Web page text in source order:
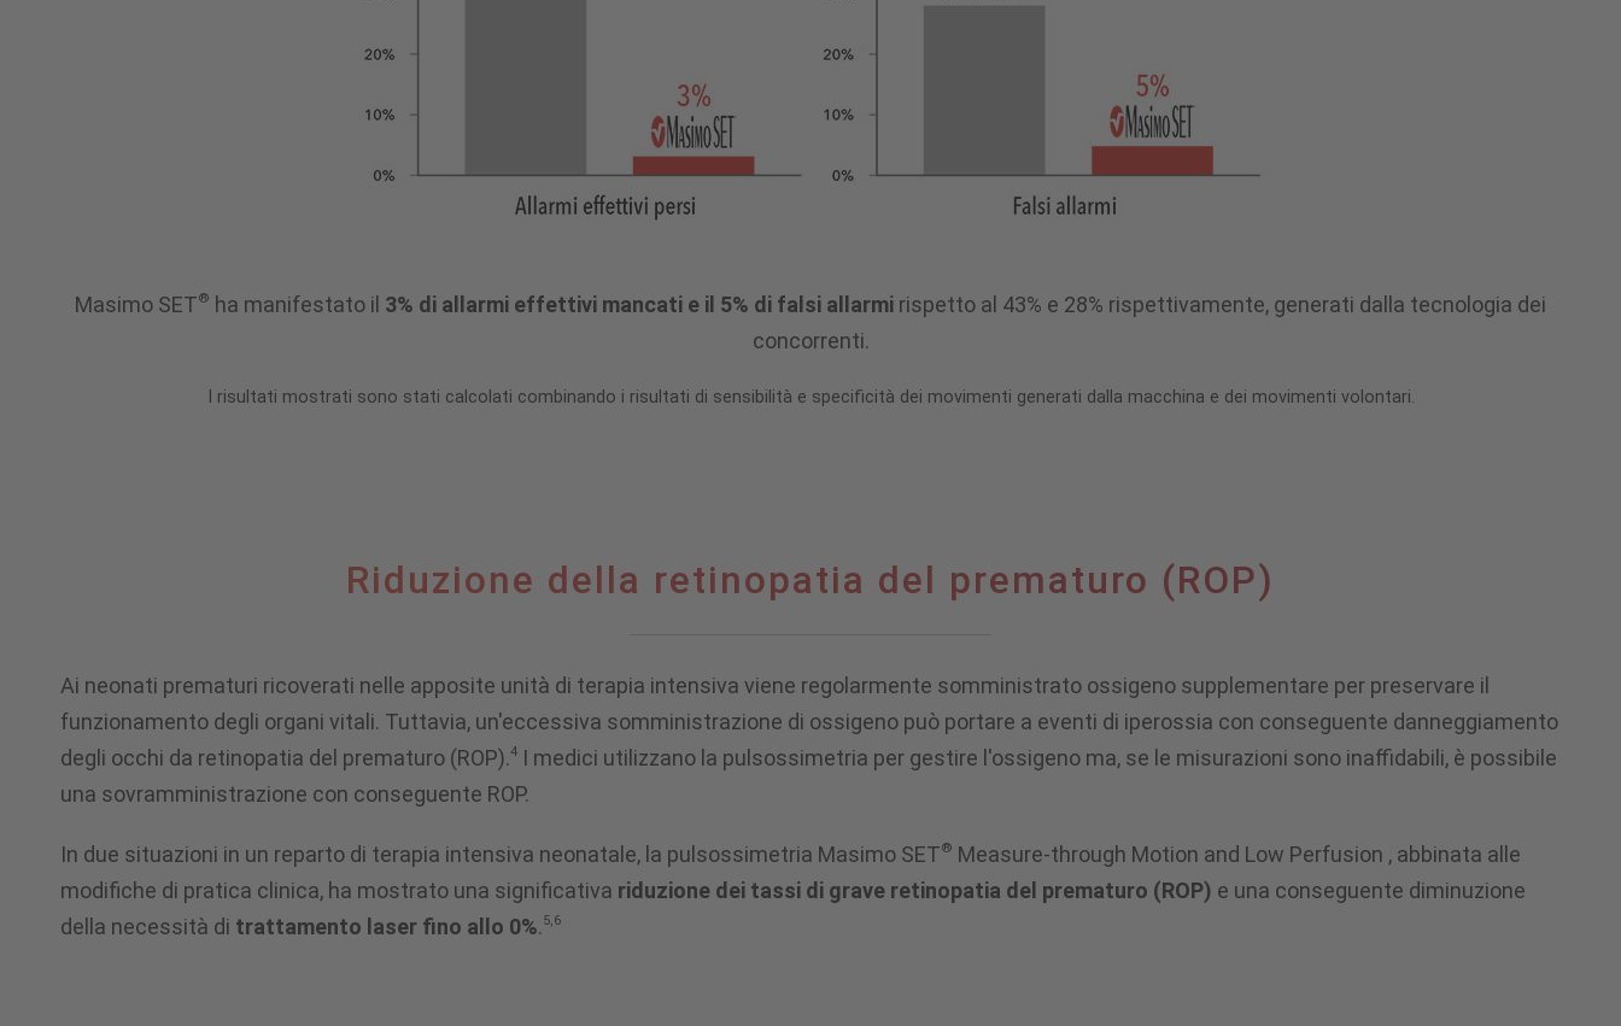
Masimo SET® ha manifestato il 3% di allarmi effettivi mancati e il 5% di falsi allarmi rispetto al 43% e 28% rispettivamente, generati dalla tecnologia dei
concorrenti.
I risultati mostrati sono stati calcolati combinando i risultati di sensibilità e specificità dei movimenti generati dalla macchina e dei movimenti volontari.
Riduzione
della
retinopatia
del
prematuro
Riduzione della retinopatia del prematuro (ROP)
Ai neonati prematuri ricoverati nelle apposite unità di terapia intensiva viene regolarmente somministrato ossigeno supplementare per preservare il
funzionamento degli organi vitali. Tuttavia, un'eccessiva somministrazione di ossigeno può portare a eventi di iperossia con conseguente danneggiamento
degli occhi da retinopatia del prematuro (ROP).4 I medici utilizzano la pulsossimetria per gestire l'ossigeno ma, se le misurazioni sono inaffidabili, è possibile
una sovramministrazione con conseguente ROP.
In due situazioni in un reparto di terapia intensiva neonatale, la pulsossimetria Masimo SET® Measure-through Motion and Low Perfusion , abbinata alle
modifiche di pratica clinica, ha mostrato una significativa riduzione dei tassi di grave retinopatia del prematuro (ROP) e una conseguente diminuzione
della necessità di trattamento laser fino allo 0%.5,6